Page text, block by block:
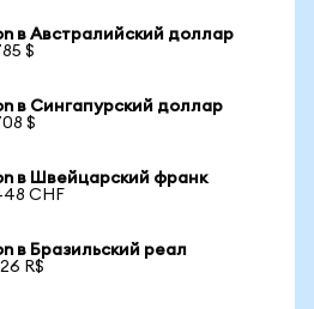
в Австралийский доллар
$
в Сингапурский доллар
$
в Швейцарский франк
CHF
в Бразильский реал
R$